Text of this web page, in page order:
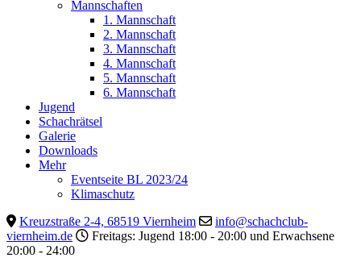
Mannschaften
1. Mannschaft
2. Mannschaft
3. Mannschaft
4. Mannschaft
5. Mannschaft
6. Mannschaft
Jugend
Schachrätsel
Galerie
Downloads
Mehr
Eventseite BL 2023/24
Klimaschutz
Kreuzstraße 2-4, 68519 Viernheim
info@schachclub-
viernheim.de
Freitags: Jugend 18:00 - 20:00 und Erwachsene
20:00 - 24:00